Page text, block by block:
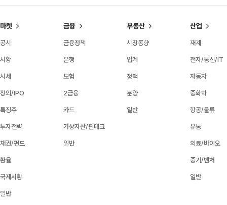
마켓
공시
시황
시세
장외/IPO
특징주
투자전략
채권/펀드
환율
국제시황
일반
금융
금융정책
은행
보험
2금융
카드
가상자산/핀테크
일반
부동산
시장동향
업계
정책
분양
일반
산업
재계
전자/통신/IT
자동차
중화학
항공/물류
유통
의료/바이오
중기/벤처
일반